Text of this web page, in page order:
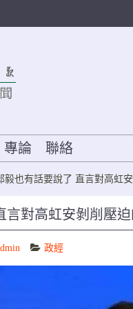
專論 聯絡
毅也有話要說了 直言對高虹
言對高虹安剝削壓
政經